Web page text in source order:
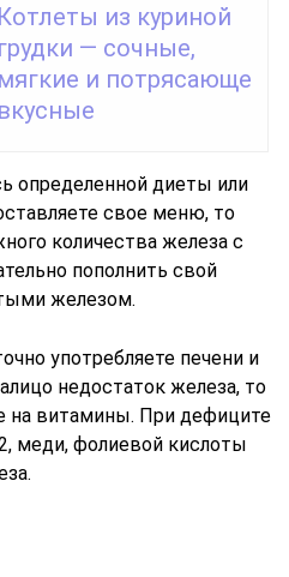
Котлеты из куриной
грудки — сочные,
мягкие и потрясающе
вкусные
определенной диеты или
свое меню, то
количества железа с
пополнить свой
железом.
употребляете печени и
недостаток железа, то
на витамины. При дефиците
меди, фолиевой кислоты